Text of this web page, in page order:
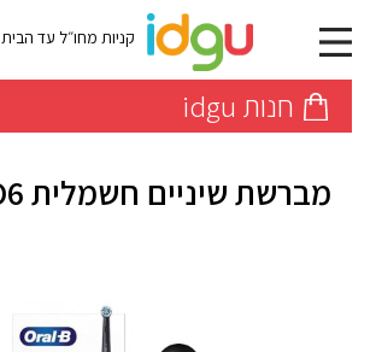
קניות מחו״ל עד הבית
חנות idgu
מברשת שיניים חשמלית Oral-B IO6